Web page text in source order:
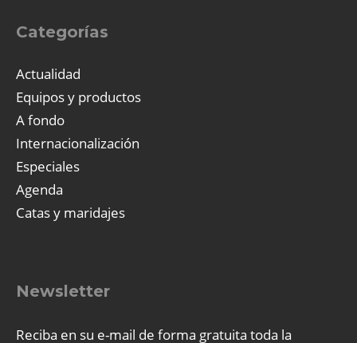
Categorías
Actualidad
Equipos y productos
A fondo
Internacionalización
Especiales
Agenda
Catas y maridajes
Newsletter
Reciba en su e-mail de forma gratuita toda la